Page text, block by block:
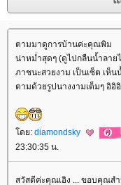
ตามมาดูการบ้านค่ะคุณพิม
น่าหม่ำสุดๆ (ดูไปกลืนน้ำลาย
ภาชนะสวยงาม เป็นเซ็ต เห็
ตามด้วยรูปนางงามเต็มๆ อิอิ
ดย: diamondsky
23:30:35 น.
สวัสดีค่ะคุณเอิง ... ขอบคุณส